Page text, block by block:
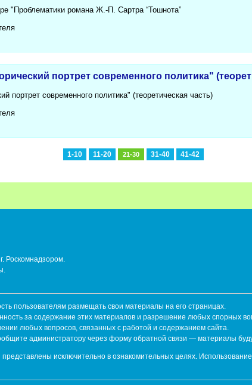
"Проблематики романа Ж.-П. Сартра “Тошнота”
портрет современного политика"
портрет современного политика" (теоретическая часть)
1-10 11-20 21-30 31-40 41-42
Роскомнадзором.
пользователям размещать свои материалы на его страницах.
за содержание этих материалов и разрешение любых спорных
любых вопросов, связанных с работой и содержанием сайта.
администратору через форму обратной связи — материалы
исключительно в ознакомительных целях.